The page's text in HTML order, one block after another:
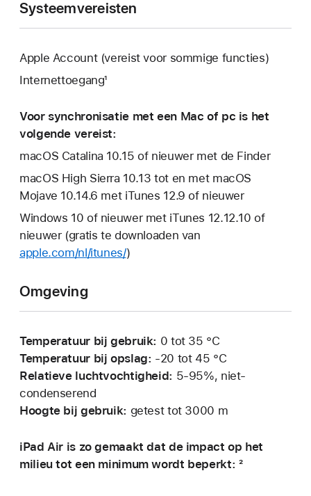
Systeemvereisten
Apple Account (vereist voor sommige functies)
Internettoegang¹
Voor synchronisatie met een Mac of pc is het
volgende vereist:
macOS Catalina 10.15 of nieuwer met de Finder
macOS High Sierra 10.13 tot en met macOS
Mojave 10.14.6 met iTunes 12.9 of nieuwer
Windows 10 of nieuwer met iTunes 12.12.10 of
nieuwer (gratis te downloaden van
apple.com/nl/itunes/)
Omgeving
Temperatuur bij gebruik: 0 tot 35 °C
Temperatuur bij opslag: ‑20 tot 45 °C
Relatieve luchtvochtigheid: 5-95%, niet-
condenserend
Hoogte bij gebruik: getest tot 3000 m
iPad Air is zo gemaakt dat de impact op het
milieu tot een minimum wordt beperkt: ²